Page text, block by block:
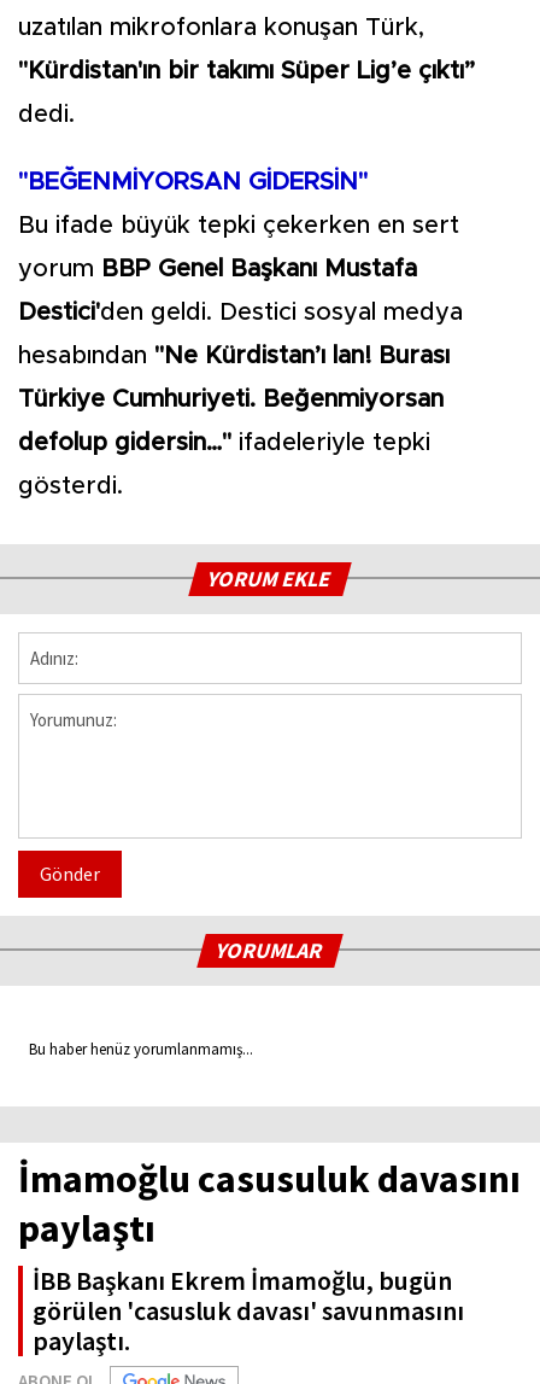
uzatılan mikrofonlara konuşan Türk,
"Kürdistan'ın bir takımı Süper Lig’e çıktı”
dedi.
"BEĞENMİYORSAN GİDERSİN"
Bu ifade büyük tepki çekerken en sert
yorum BBP Genel Başkanı Mustafa
Destici'den geldi. Destici sosyal medya
hesabından "Ne Kürdistan’ı lan! Burası
Türkiye Cumhuriyeti. Beğenmiyorsan
defolup gidersin…" ifadeleriyle tepki
gösterdi.
YORUM EKLE
Gönder
YORUMLAR
Bu haber henüz yorumlanmamış...
İmamoğlu casusuluk davasını
paylaştı
İBB Başkanı Ekrem İmamoğlu, bugün
görülen 'casusluk davası' savunmasını
paylaştı.